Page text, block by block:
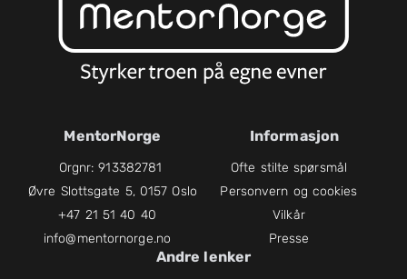
MentorNorge
Orgnr: 913382781
Øvre Slottsgate 5, 0157 Oslo
+47 21 51 40 40
info@mentornorge.no
Informasjon
Ofte stilte spørsmål
Personvern og cookies
Vilkår
Presse
Andre lenker